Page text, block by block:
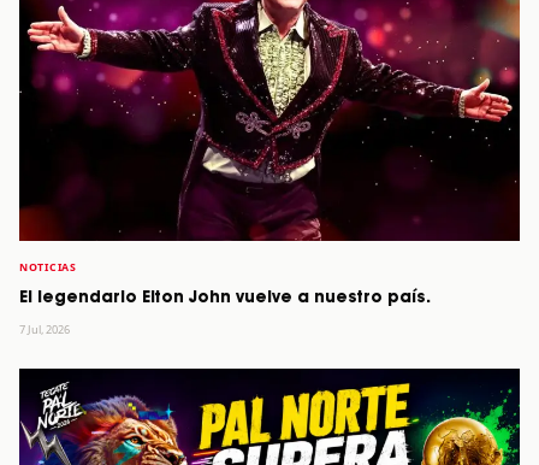
NOTICIAS
El legendario Elton John vuelve a nuestro país.
7 Jul, 2026